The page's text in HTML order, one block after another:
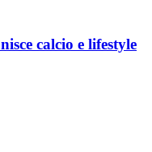
calcio e lifestyle